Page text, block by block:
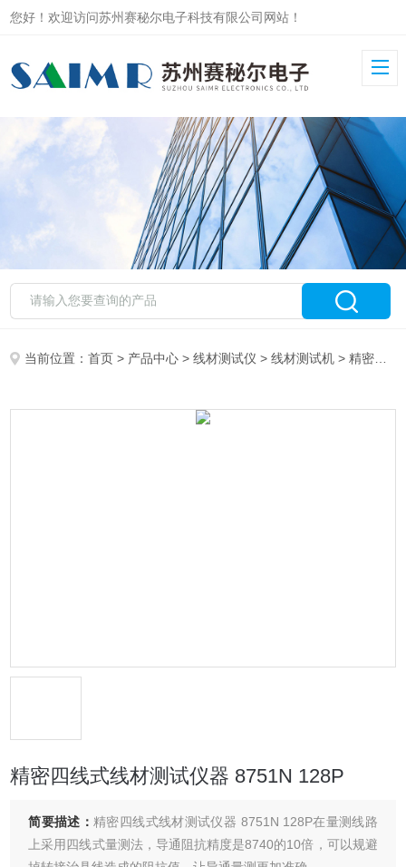
您好！欢迎访问苏州赛秘尔电子科技有限公司网站！
当前位置：首页 > 产品中心 >线材测试仪 >线材测试机 > 精密四线式线材测试仪器 8751N 128P
精密四线式线材测试仪器 8751N 128P
简要描述： 精密四线式线材测试仪器 8751N 128P在量测线路
上采用四线式量测法，导通阻抗精度是8740的10倍，可以规避